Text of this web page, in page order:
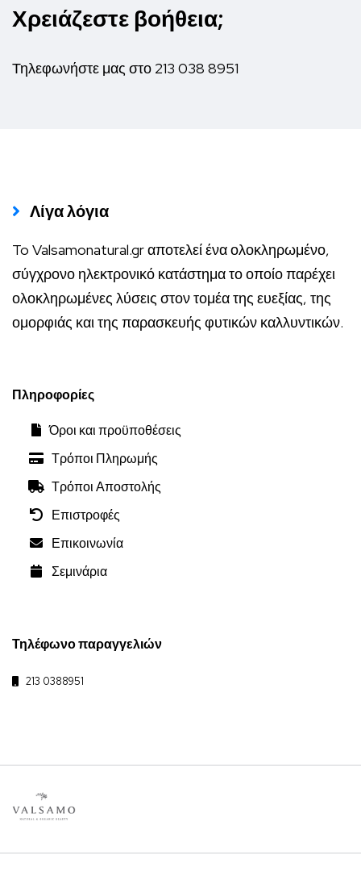
Χρειάζεστε βοήθεια;
Τηλεφωνήστε μας στο 213 038 8951
Λίγα λόγια
To Valsamonatural.gr αποτελεί ένα ολοκληρωμένο,
σύγχρονο ηλεκτρονικό κατάστημα το οποίο παρέχει
ολοκληρωμένες λύσεις στον τομέα της ευεξίας, της
ομορφιάς και της παρασκευής φυτικών καλλυντικών.
Πληροφορίες
Όροι και προϋποθέσεις
Τρόποι Πληρωμής
Τρόποι Αποστολής
Επιστροφές
Επικοινωνία
Σεμινάρια
Τηλέφωνο παραγγελιών
213 0388951